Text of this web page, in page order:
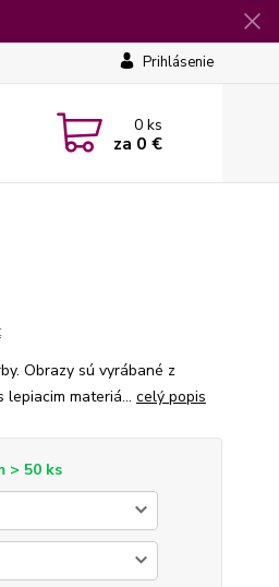
Prihlásenie
0ks
za 0 €
Obrazy sú vyrábané z
materiá... celý popis
> 50 ks